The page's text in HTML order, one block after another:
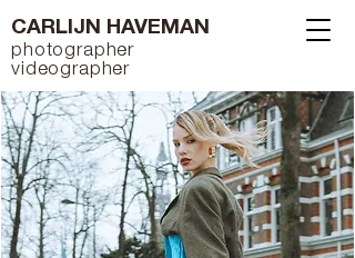
CARLIJN HAVEMAN
photographer
videographer